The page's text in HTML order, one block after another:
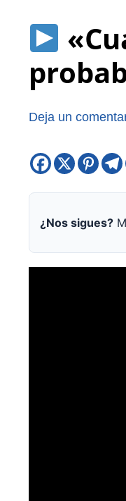
Deja un
¿Nos sigues?